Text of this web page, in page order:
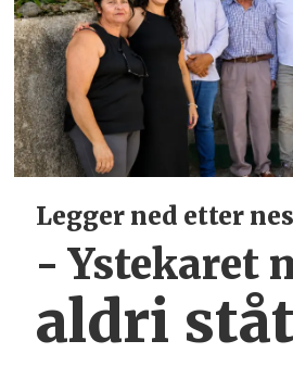
Legger ned etter
- Ystekaret
aldri